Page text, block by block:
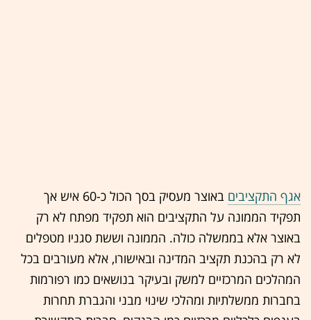
אגף התקציבים
באוצר מעסיק בסך הכול כ-60 איש אך
תפקיד הממונה על התקציבים הוא תפקיד מפתח לא רק
באוצר אלא בממשלה כולה. הממונה וששת סגניו מטפלים
לא רק בהכנת תקציב המדינה ובאישורו, אלא מעורבים בכל
המהלכים המרכזיים למשק ובעיקר בנושאים כמו רפורמות
בחברות ממשלתיות ומהלכי שינוי מבני והגברת תחרות